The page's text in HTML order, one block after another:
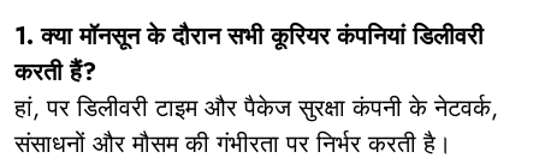
1. क्या मॉनसून के दौरान सभी कूरियर कंपनियां डिलीवरी
करती हैं?
हां, पर डिलीवरी टाइम और पैकेज सुरक्षा कंपनी के नेटवर्क,
संसाधनों और मौसम की गंभीरता पर निर्भर करती है।